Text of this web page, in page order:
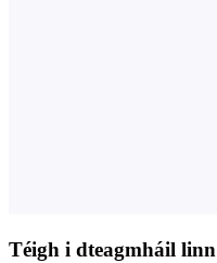
Téigh i dteagmháil linn